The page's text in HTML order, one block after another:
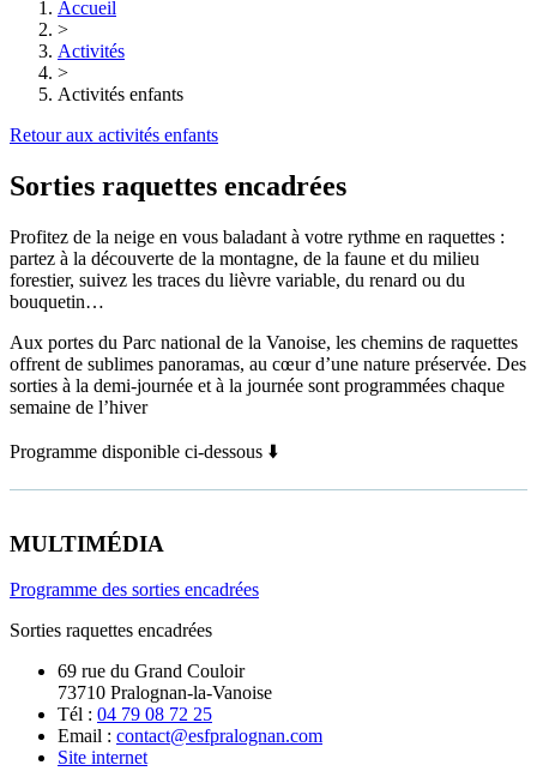
Accueil
>
Activités
>
Activités enfants
Retour aux activités enfants
Sorties raquettes encadrées
Profitez de la neige en vous baladant à votre rythme en raquettes :
partez à la découverte de la montagne, de la faune et du milieu
forestier, suivez les traces du lièvre variable, du renard ou du
bouquetin…
Aux portes du Parc national de la Vanoise, les chemins de raquettes
offrent de sublimes panoramas, au cœur d’une nature préservée. Des
sorties à la demi-journée et à la journée sont programmées chaque
semaine de l’hiver
Programme disponible ci-dessous ⬇️
MULTIMÉDIA
Programme des sorties encadrées
Sorties raquettes encadrées
69 rue du Grand Couloir
73710 Pralognan-la-Vanoise
Tél : 04 79 08 72 25
Email : contact@esfpralognan.com
Site internet